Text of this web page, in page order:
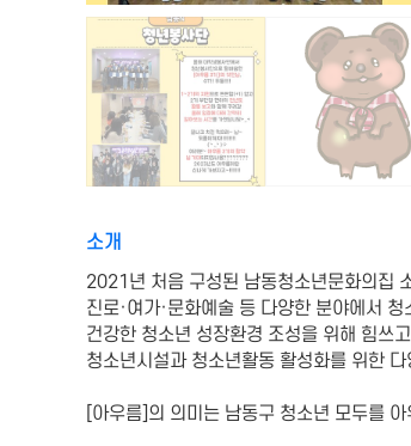
소개
2021년 처음 구성된 남동청소년문화의집
진로·여가·문화예술 등 다양한 분야에서
건강한 청소년 성장환경 조성을 위해 힘쓰
청소년시설과 청소년활동 활성화를 위한
[아우름]의 의미는 남동구 청소년 모두를